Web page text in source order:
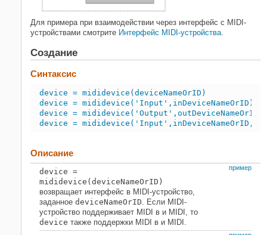
Для примера при взаимодействии через интерфейс с MIDI-
устройствами смотрите Интерфейс MIDI-устройства
Создание
Синтаксис
device = mididevice(deviceNameOrID)
device = mididevice('Input',inDeviceNameOrID)
device = mididevice('Output',outDeviceNameOrID)
device =
Описание
пример
device =
mididevice(deviceNameOrID )
возвращает интерфейс в MIDI-устройство,
заданное deviceNameOrID . Если MIDI-
устройство поддерживает MIDI в и MIDI, то
device также поддержки MIDI в и MIDI.